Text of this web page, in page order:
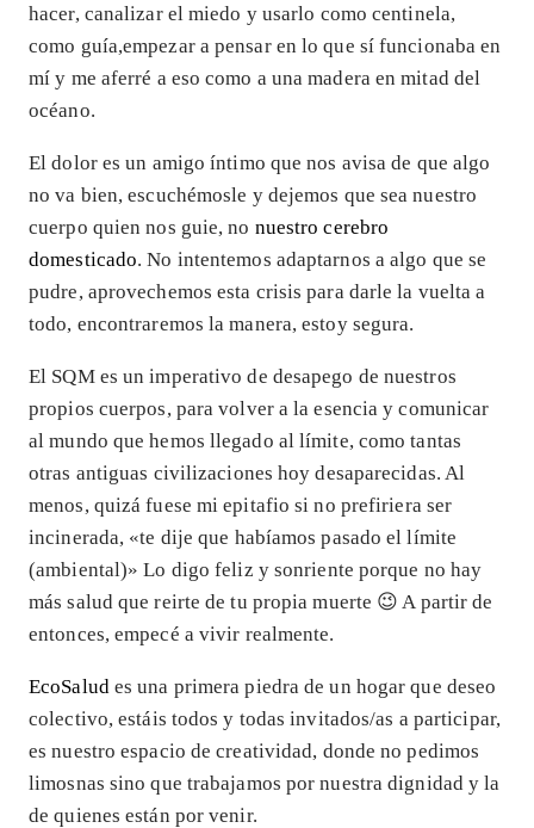
hacer, canalizar el miedo y usarlo como centinela,
como guía,empezar a pensar en lo que sí funcionaba en
mí y me aferré a eso como a una madera en mitad del
océano.
El dolor es un amigo íntimo que nos avisa de que algo
no va bien, escuchémosle y dejemos que sea nuestro
cuerpo quien nos guie, no nuestro cerebro
domesticado. No intentemos adaptarnos a algo que se
pudre, aprovechemos esta crisis para darle la vuelta a
todo, encontraremos la manera, estoy segura.
El SQM es un imperativo de desapego de nuestros
propios cuerpos, para volver a la esencia y comunicar
al mundo que hemos llegado al límite, como tantas
otras antiguas civilizaciones hoy desaparecidas. Al
menos, quizá fuese mi epitafio si no prefiriera ser
incinerada, «te dije que habíamos pasado el límite
(ambiental)» Lo digo feliz y sonriente porque no hay
más salud que reirte de tu propia muerte 😉 A partir de
entonces, empecé a vivir realmente.
EcoSalud es una primera piedra de un hogar que deseo
colectivo, estáis todos y todas invitados/as a participar,
es nuestro espacio de creatividad, donde no pedimos
limosnas sino que trabajamos por nuestra dignidad y la
de quienes están por venir.